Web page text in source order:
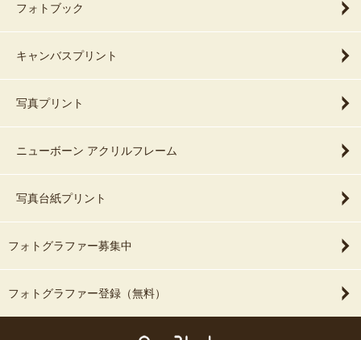
フォトブック
キャンバスプリント
写真プリント
ニューボーン アクリルフレーム
写真台紙プリント
フォトグラファー募集中
フォトグラファー登録（無料）